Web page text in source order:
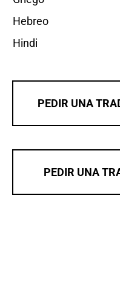
Hebreo
Hindi
PEDIR UNA
PEDIR UNA